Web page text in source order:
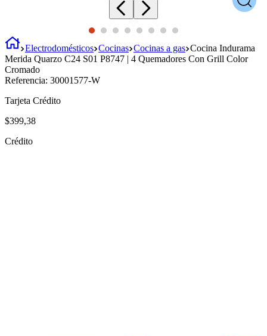
Electrodomésticos Cocinas Cocinas a gas Cocina Indurama
Merida Quarzo C24 S01 P8747 | 4 Quemadores Con Grill Color
Cromado
Referencia: 30001577-W
Tarjeta Crédito
$399,38
Crédito